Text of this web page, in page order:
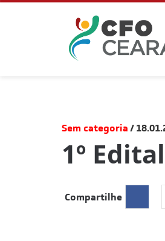
Sem categoria
1º
Compartilhe